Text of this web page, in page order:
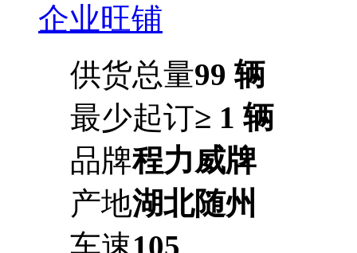
企业旺铺
供货总量99 辆
最少起订≥ 1 辆
品牌程力威牌
产地湖北随州
车速105